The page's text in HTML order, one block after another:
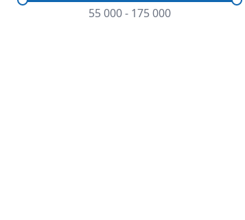
55 000- 175 000